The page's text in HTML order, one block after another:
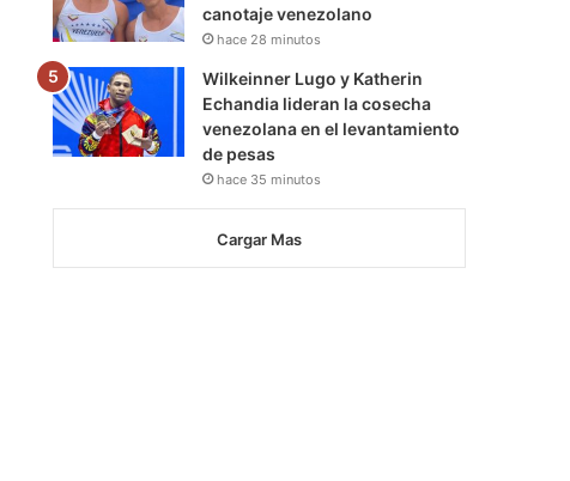
canotaje venezolano
hace 28 minutos
Wilkeinner Lugo y Katherin
Echandia lideran la cosecha
venezolana en el levantamiento
de pesas
hace 35 minutos
Cargar Mas